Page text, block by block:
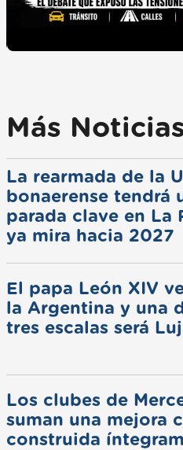
Más
La rearmada de la
bonaerense tendrá
parada clave en La
ya mira hacia 2027
El papa León XIV
la Argentina y una
tres escalas será
Los clubes de
suman una mejora
construida